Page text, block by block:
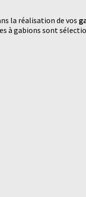
la réalisation de vos
à gabions sont